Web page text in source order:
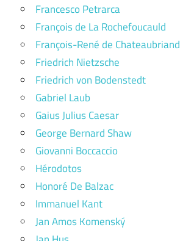
Francesco Petrarca
François de La Rochefoucauld
François-René de Chateaubriand
Friedrich Nietzsche
Friedrich von Bodenstedt
Gabriel Laub
Gaius Julius Caesar
George Bernard Shaw
Giovanni Boccaccio
Hérodotos
Honoré De Balzac
Immanuel Kant
Jan Amos Komenský